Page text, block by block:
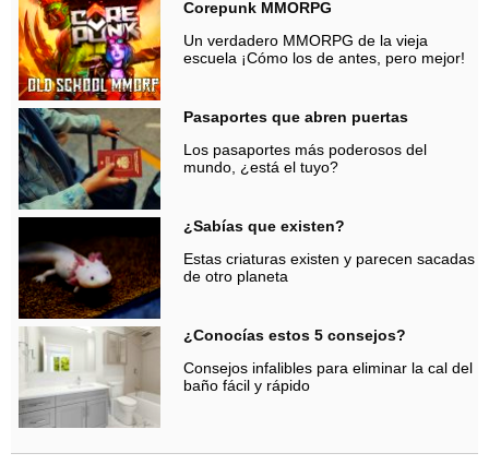
Corepunk MMORPG
Un verdadero MMORPG de la vieja
escuela ¡Cómo los de antes, pero mejor!
Pasaportes que abren puertas
Los pasaportes más poderosos del
mundo, ¿está el tuyo?
¿Sabías que existen?
Estas criaturas existen y parecen sacadas
de otro planeta
¿Conocías estos 5 consejos?
Consejos infalibles para eliminar la cal del
baño fácil y rápido